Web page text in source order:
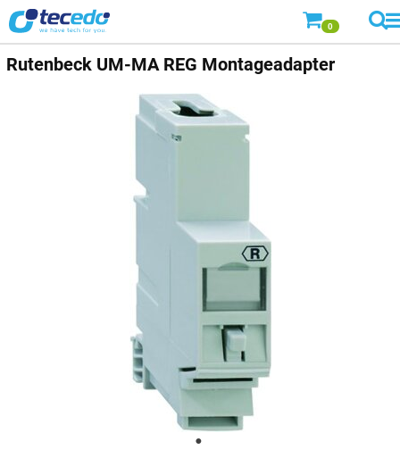
0
Rutenbeck UM-MA REG Montageadapter